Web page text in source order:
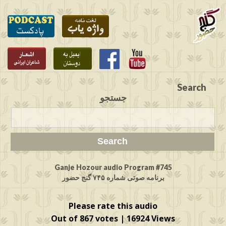
Search
جستجو
Ganje Hozour audio Program #745
برنامه صوتی شماره ۷۴۵ گنج حضور
Please rate this audio
Out of 867 votes | 16924 Views